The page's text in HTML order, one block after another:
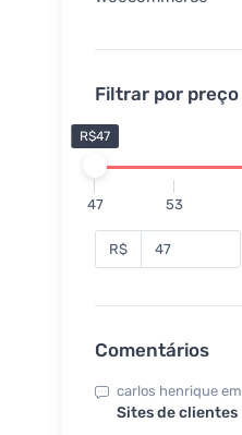
Filtrar por preço
R$47
47 53
R$
Comentários
carlos henrique em
Sites de clientes